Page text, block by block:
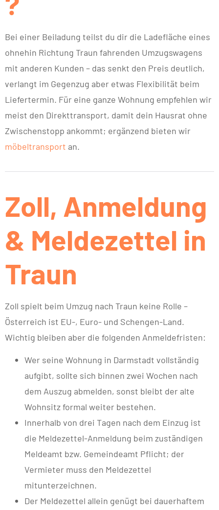
Bei einer Beiladung teilst du dir die Ladefläche eines
ohnehin Richtung Traun fahrenden Umzugswagens
mit anderen Kunden – das senkt den Preis deutlich,
verlangt im Gegenzug aber etwas Flexibilität beim
Liefertermin. Für eine ganze Wohnung empfehlen wir
meist den Direkttransport, damit dein Hausrat ohne
Zwischenstopp ankommt; ergänzend bieten wir
möbeltransport an.
Zoll, Anmeldung
& Meldezettel in
Traun
Zoll spielt beim Umzug nach Traun keine Rolle –
Österreich ist EU-, Euro- und Schengen-Land.
Wichtig bleiben aber die folgenden Anmeldefristen:
Wer seine Wohnung in Darmstadt vollständig
aufgibt, sollte sich binnen zwei Wochen nach
dem Auszug abmelden, sonst bleibt der alte
Wohnsitz formal weiter bestehen.
Innerhalb von drei Tagen nach dem Einzug ist
die Meldezettel-Anmeldung beim zuständigen
Meldeamt bzw. Gemeindeamt Pflicht; der
Vermieter muss den Meldezettel
mitunterzeichnen.
Der Meldezettel allein genügt bei dauerhaftem